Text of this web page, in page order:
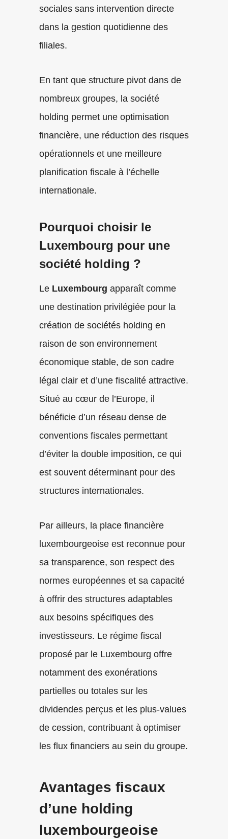
sociales sans intervention directe
dans la gestion quotidienne des
filiales.
En tant que structure pivot dans de
nombreux groupes, la société
holding permet une optimisation
financière, une réduction des risques
opérationnels et une meilleure
planification fiscale à l’échelle
internationale.
Pourquoi choisir le
Luxembourg pour une
société holding ?
Le Luxembourg apparaît comme
une destination privilégiée pour la
création de sociétés holding en
raison de son environnement
économique stable, de son cadre
légal clair et d’une fiscalité attractive.
Situé au cœur de l’Europe, il
bénéficie d’un réseau dense de
conventions fiscales permettant
d’éviter la double imposition, ce qui
est souvent déterminant pour des
structures internationales.
Par ailleurs, la place financière
luxembourgeoise est reconnue pour
sa transparence, son respect des
normes européennes et sa capacité
à offrir des structures adaptables
aux besoins spécifiques des
investisseurs. Le régime fiscal
proposé par le Luxembourg offre
notamment des exonérations
partielles ou totales sur les
dividendes perçus et les plus-values
de cession, contribuant à optimiser
les flux financiers au sein du groupe.
Avantages fiscaux
d’une holding
luxembourgeoise